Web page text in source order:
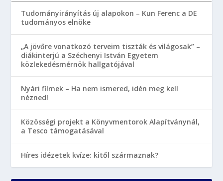
Tudományirányítás új alapokon – Kun Ferenc a DE
tudományos elnöke
„A jövőre vonatkozó terveim tiszták és világosak” –
diákinterjú a Széchenyi István Egyetem
közlekedésmérnök hallgatójával
Nyári filmek – Ha nem ismered, idén meg kell
nézned!
Közösségi projekt a Könyvmentorok Alapítványnál,
a Tesco támogatásával
Híres idézetek kvíze: kitől származnak?